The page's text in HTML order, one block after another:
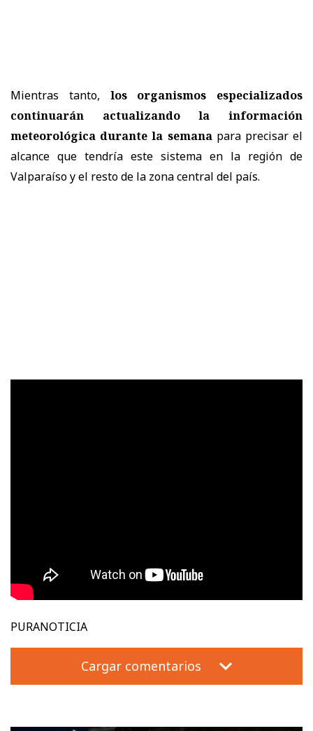
Mientras tanto, los organismos especializados
continuarán actualizando la información
meteorológica durante la semanapara precisar el
alcance que tendría este sistema en la región de
Valparaíso y el resto de la zona central del país.
PURANOTICIA
Cargar comentarios